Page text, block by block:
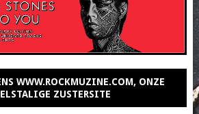
WWW.ROCKMUZINE.COM, ONZE
ZUSTERSITE